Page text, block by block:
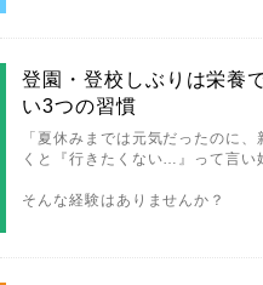
登園・登校しぶりは栄養
い3つの習慣
「夏休みまでは元気だったのに、
くと『行きたくない…』って言い
そんな経験はありませんか？